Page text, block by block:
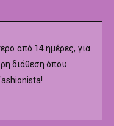
από 14 ημέρες, για
διάθεση όπου